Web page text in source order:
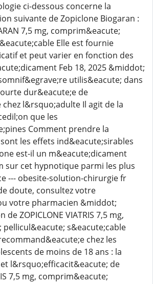
ci-dessous concerne la
suivante de Zopiclone Biogaran :
7,5 mg, comprim&eacute;
Elle est fournie
et peut varier en fonction des
Feb 18, 2025 &middot;
utilis&eacute; dans
dur&eacute;e de
l&rsquo;adulte Il agit de la
que les
Comment prendre la
les effets ind&eacute;sirables
est-il un m&eacute;dicament
sur cet hypnotique parmi les plus
--- obesite-solution-chirurgie fr
doute, consultez votre
votre pharmacien &middot;
ZOPICLONE VIATRIS 7,5 mg,
s&eacute;cable
chez les
de moins de 18 ans : la
l&rsquo;efficacit&eacute; de
7,5 mg, comprim&eacute;